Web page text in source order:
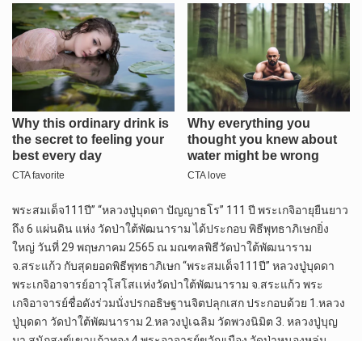
พระสมเด็จ111ปี” “หลวงปู่บุดดา ปัญญาธโร” 111 ปี พระเกจิอายุยืนยาว
ถึง 6 แผ่นดิน แห่ง วัดป่าใต้พัฒนาราม ได้ประกอบ พิธีพุทธาภิเษกยิ่ง
ใหญ่ วันที่ 29 พฤษภาคม 2565 ณ มณฑลพิธีวัดป่าใต้พัฒนาราม
จ.สระแก้ว กับสุดยอดพิธีพุทธาภิเษก “พระสมเด็จ111ปี” หลวงปู่บุดดา
พระเกจิอาจารย์อาวุโสโสเเห่งวัดป่าใต้พัฒนาราม จ.สระแก้ว พระ
เกจิอาจารย์ชื่อดังร่วมนั่งปรกอธิษฐานจิตปลุกเสก ประกอบด้วย 1.หลวง
ปู่บุดดา วัดป่าใต้พัฒนาราม 2.หลวงปู่เฉลิม วัดพวงนิมิต 3. หลวงปู่บุญ